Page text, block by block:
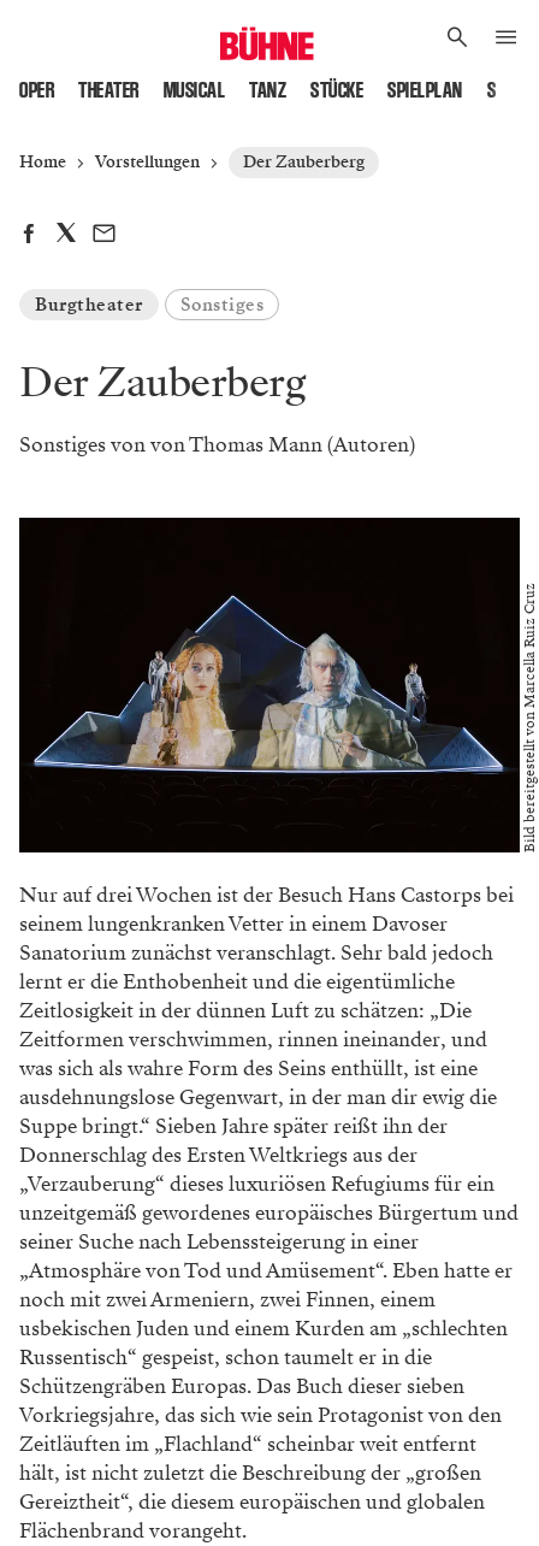
OPER THEATER MUSICAL TANZ STÜCKE SPIELPLAN
Home Vorstellungen Der Zauberberg
Burgtheater Sonstiges
Der Zauberberg
Sonstiges von von Thomas Mann (Autoren)
Bild bereitgestellt von Marcella Ruiz Cruz
Nur auf drei Wochen ist der Besuch Hans Castorps bei
seinem lungenkranken Vetter in einem Davoser
Sanatorium zunächst veranschlagt. Sehr bald jedoch
lernt er die Enthobenheit und die eigentümliche
Zeitlosigkeit in der dünnen Luft zu schätzen: „Die
Zeitformen verschwimmen, rinnen ineinander, und
was sich als wahre Form des Seins enthüllt, ist eine
ausdehnungslose Gegenwart, in der man dir ewig die
Suppe bringt.“ Sieben Jahre später reißt ihn der
Donnerschlag des Ersten Weltkriegs aus der
„Verzauberung“ dieses luxuriösen Refugiums für ein
unzeitgemäß gewordenes europäisches Bürgertum und
seiner Suche nach Lebenssteigerung in einer
„Atmosphäre von Tod und Amüsement“. Eben hatte er
noch mit zwei Armeniern, zwei Finnen, einem
usbekischen Juden und einem Kurden am „schlechten
Russentisch“ gespeist, schon taumelt er in die
Schützengräben Europas. Das Buch dieser sieben
Vorkriegsjahre, das sich wie sein Protagonist von den
Zeitläuften im „Flachland“ scheinbar weit entfernt
hält, ist nicht zuletzt die Beschreibung der „großen
Gereiztheit“, die diesem europäischen und globalen
Flächenbrand vorangeht.